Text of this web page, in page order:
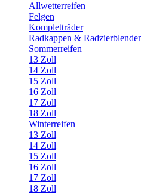
Allwetterreifen
Felgen
Kompletträder
Radkappen &
Sommerreifen
13 Zoll
14 Zoll
15 Zoll
16 Zoll
17 Zoll
18 Zoll
Winterreifen
13 Zoll
14 Zoll
15 Zoll
16 Zoll
17 Zoll
18 Zoll